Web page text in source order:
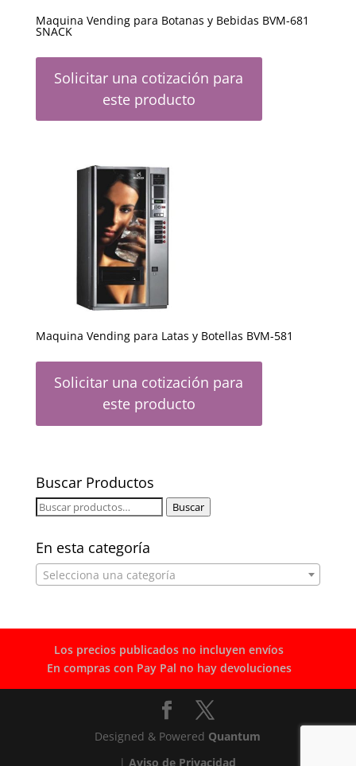
Maquina Vending para Botanas y Bebidas BVM-681
SNACK
Solicitar una cotización para
este producto
Maquina Vending para Latas y Botellas BVM-581
Solicitar una cotización para
este producto
Buscar Productos
Buscar
Buscar
En esta categoría
Selecciona una categoría
Los precios publicados no incluyen envíos
En compras con Pay Pal no hay devoluciones
Designed & Powered Quantum
|Aviso de Privacidad